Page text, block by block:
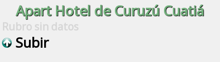
Apart Hotel de Curuzú Cuatiá
Rubro sin datos
Subir